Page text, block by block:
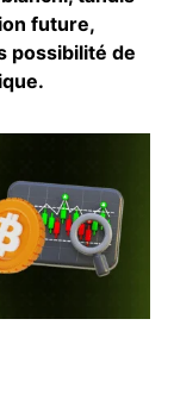
future,
possibilité de